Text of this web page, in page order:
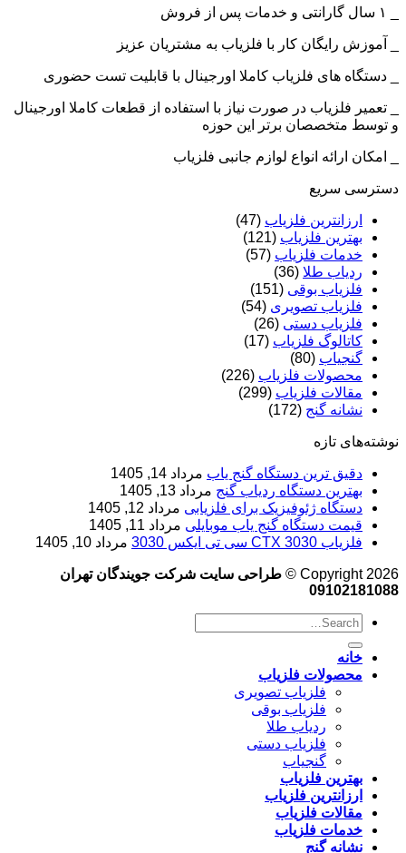
_ آموزش رایگان کار با فلزیاب به مشتریان عزیز
_ دستگاه های فلزیاب کاملا اورجینال با قابلیت تست حضوری
_ تعمیر فلزیاب در صورت نیاز با استفاده از قطعات کاملا اورجینال
و توسط متخصصان برتر این حوزه
_ امکان ارائه انواع لوازم جانبی فلزیاب
دسترسی سریع
ارزانترین فلزیاب (47)
بهترین فلزیاب (121)
خدمات فلزیاب (57)
ردیاب طلا (36)
فلزیاب بوقی (151)
فلزیاب تصویری (54)
فلزیاب دستی (26)
کاتالوگ فلزیاب (17)
گنجیاب (80)
محصولات فلزیاب (226)
مقالات فلزیاب (299)
نشانه گنج (172)
نوشته‌های تازه
دقیق ترین دستگاه گنج یاب مرداد 14, 1405
بهترین دستگاه ردیاب گنج مرداد 13, 1405
دستگاه ژئوفیزیک برای فلزیابی مرداد 12, 1405
قیمت دستگاه گنج یاب موبایلی مرداد 11, 1405
فلزیاب CTX 3030 سی تی ایکس 3030
مرداد 10, 1405
Copyright 2026 ©
طراحی سایت شرکت جویندگان تهران
09102181088
خانه
محصولات فلزیاب
فلزیاب تصویری
فلزیاب بوقی
ردیاب طلا
فلزیاب دستی
گنجیاب
بهترین فلزیاب
ارزانترین فلزیاب
مقالات فلزیاب
خدمات فلزیاب
نشانه گنج